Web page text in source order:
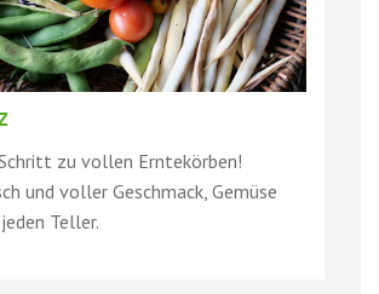
zu vollen Erntekörben!
und voller Geschmack, Gemüse
Teller.